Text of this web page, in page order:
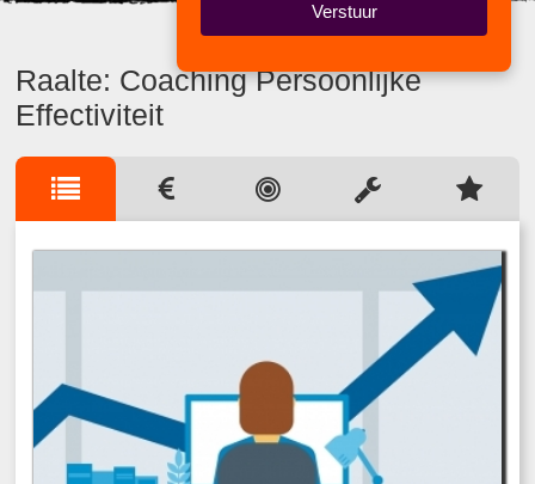
Raalte: Coaching Persoonlijke
Effectiviteit
Verstuur